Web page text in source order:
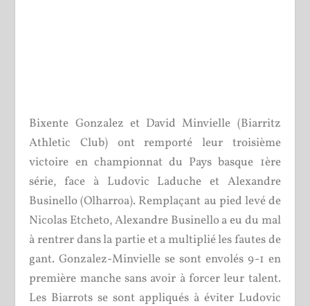
Bixente Gonzalez et David Minvielle (Biarritz
Athletic Club) ont remporté leur troisième
victoire en championnat du Pays basque 1ère
série, face à Ludovic Laduche et Alexandre
Businello (Olharroa). Remplaçant au pied levé de
Nicolas Etcheto, Alexandre Businello a eu du mal
à rentrer dans la partie et a multiplié les fautes de
gant. Gonzalez-Minvielle se sont envolés 9-1 en
première manche sans avoir à forcer leur talent.
Les Biarrots se sont appliqués à éviter Ludovic